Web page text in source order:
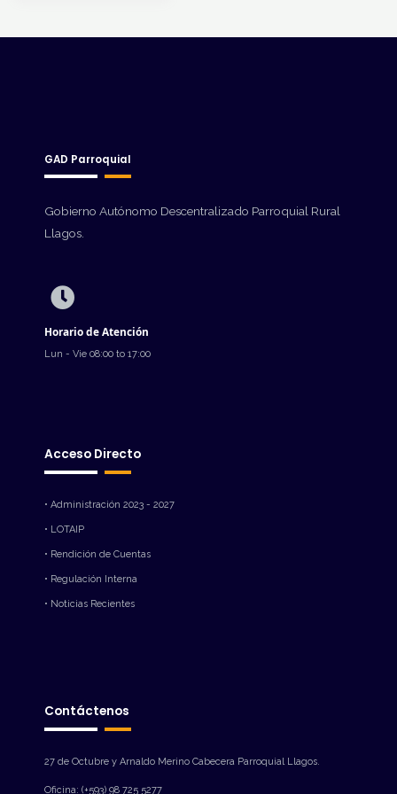
GAD Parroquial
Gobierno Autónomo Descentralizado Parroquial Rural
Llagos.
Horario de Atención
Lun - Vie 08:00 to 17:00
Acceso Directo
• Administración 2023 - 2027
• LOTAIP
• Rendición de Cuentas
• Regulación Interna
• Noticias Recientes
Contáctenos
27 de Octubre y Arnaldo Merino Cabecera Parroquial Llagos.
Oficina: (+593) 98 725 5277